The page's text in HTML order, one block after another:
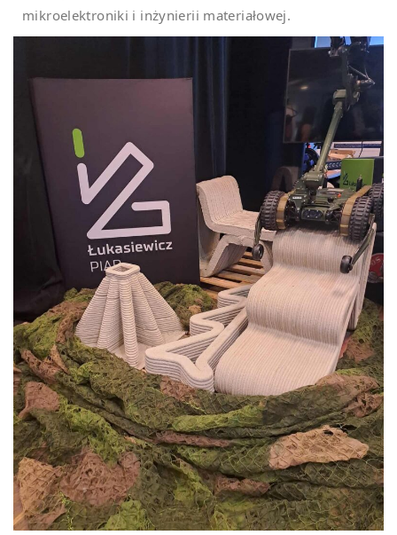
mikroelektroniki i inżynierii materiałowej.